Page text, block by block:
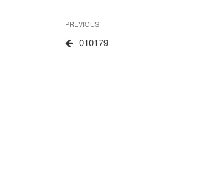
文
章
Previous
Post
PREVIOUS
010179